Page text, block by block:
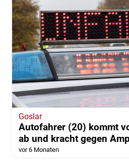
Goslar
Autofahrer (20) kommt
ab und kracht gegen
vor 6 Monaten